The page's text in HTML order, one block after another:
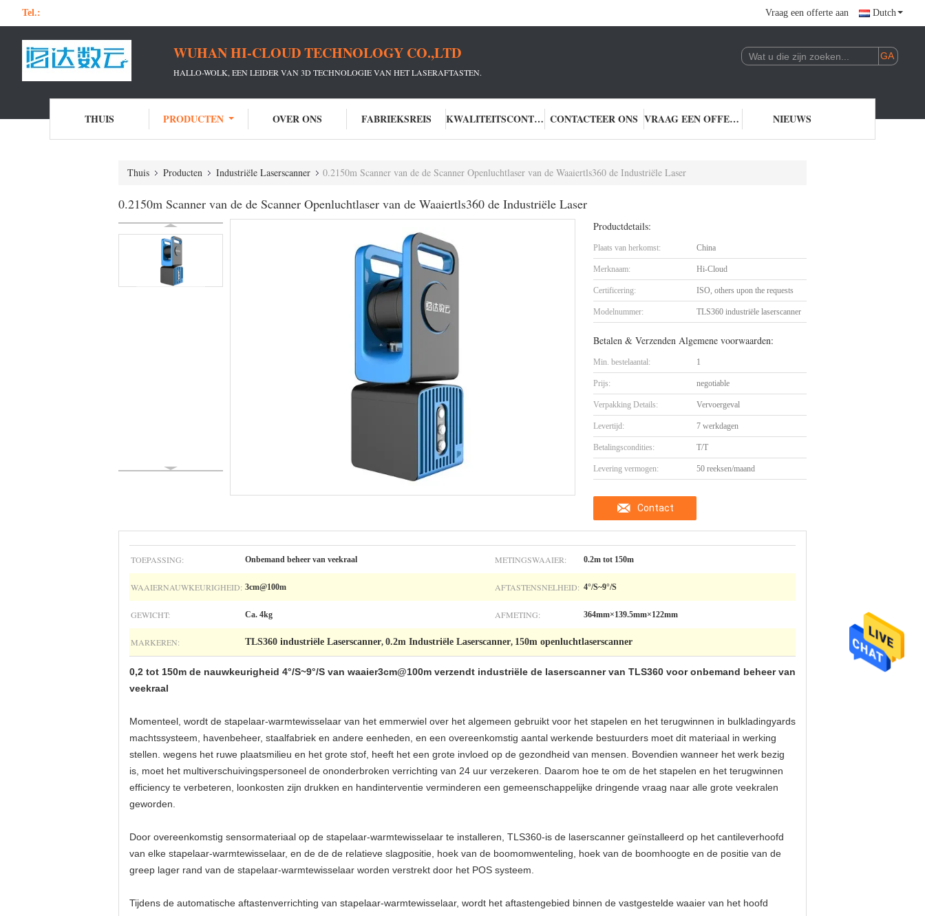
Tel.: Vraag een offerte aan Dutch
WUHAN HI-CLOUD TECHNOLOGY CO.,LTD
HALLO-WOLK, EEN LEIDER VAN 3D TECHNOLOGIE VAN HET LASERAFTASTEN.
THUIS PRODUCTEN OVER ONS FABRIEKSREIS KWALITEITSCONTROLE CONTACTEER ONS VRAAG EEN OFFERTE AAN NIEUWS
Thuis Producten Industriële Laserscanner 0.2150m Scanner van de de Scanner Openluchtlaser van de Waaiertls360 de Industriële Laser
0.2150m Scanner van de de Scanner Openluchtlaser van de Waaiertls360 de Industriële Laser
Productdetails:
Plaats van herkomst: China
Merknaam: Hi-Cloud
Certificering: ISO, others upon the requests
Modelnummer: TLS360 industriële laserscanner
Betalen & Verzenden Algemene voorwaarden:
Min. bestelaantal: 1
Prijs: negotiable
Verpakking Details: Vervoergeval
Levertijd: 7 werkdagen
Betalingscondities: T/T
Levering vermogen: 50 reeksen/maand
Contact
TOEPASSING: Onbemand beheer van veekraal METINGSWAAIER: 0.2m tot 150m
WAAIERNAUWKEURIGHEID: 3cm@100m AFTASTENSNELHEID: 4°/S~9°/S
GEWICHT: Ca. 4kg AFMETING: 364mm×139.5mm×122mm
MARKEREN: TLS360 industriële Laserscanner, 0.2m Industriële Laserscanner, 150m openluchtlaserscanner
0,2 tot 150m de nauwkeurigheid 4°/S~9°/S van waaier3cm@100m verzendt industriële de laserscanner van TLS360 voor onbemand beheer van
veekraal
Momenteel, wordt de stapelaar-warmtewisselaar van het emmerwiel over het algemeen gebruikt voor het stapelen en het terugwinnen in bulkladingyards
machtssysteem, havenbeheer, staalfabriek en andere eenheden, en een overeenkomstig aantal werkende bestuurders moet dit materiaal in werking
stellen. wegens het ruwe plaatsmilieu en het grote stof, heeft het een grote invloed op de gezondheid van mensen. Bovendien wanneer het werk bezig
is, moet het multiverschuivingspersoneel de ononderbroken verrichting van 24 uur verzekeren. Daarom hoe te om de het stapelen en het terugwinnen
efficiency te verbeteren, loonkosten zijn drukken en handinterventie verminderen een gemeenschappelijke dringende vraag naar alle grote veekralen
geworden.
Door overeenkomstig sensormateriaal op de stapelaar-warmtewisselaar te installeren, TLS360-is de laserscanner geïnstalleerd op het cantileverhoofd
van elke stapelaar-warmtewisselaar, en de de de relatieve slagpositie, hoek van de boomomwenteling, hoek van de boomhoogte en de positie van de
greep lager rand van de stapelaar-warmtewisselaar worden verstrekt door het POS systeem.
Tijdens de automatische aftastenverrichting van stapelaar-warmtewisselaar, wordt het aftastengebied binnen de vastgestelde waaier van het hoofd